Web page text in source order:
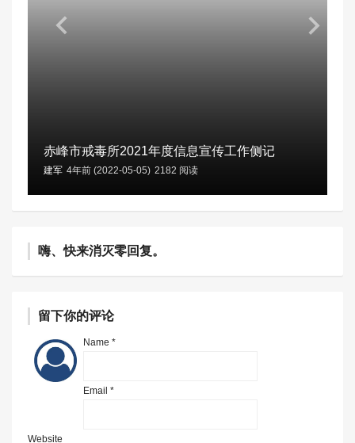
赤峰市戒毒所2021年度信息宣传工作侧记
建军 4年前 (2022-05-05) 2182 阅读
嗨、快来消灭零回复。
留下你的评论
Name *
Email *
Website